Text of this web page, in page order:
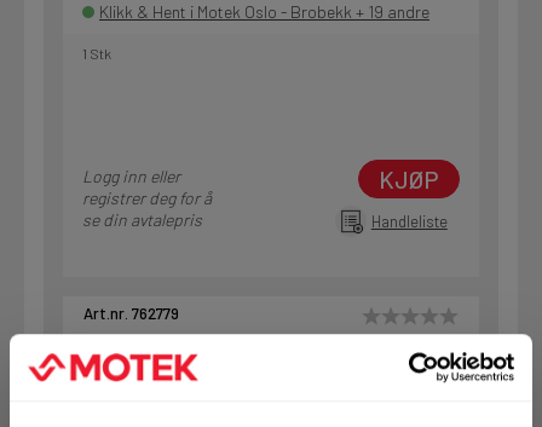
Klikk & Hent i Motek Oslo - Brobekk + 19 andre
1 Stk
Logg inn eller
registrer deg for å
se din avtalepris
KJØP
Handleliste
Art.nr. 762779
Spiralbor Star-M SM-6 25/210